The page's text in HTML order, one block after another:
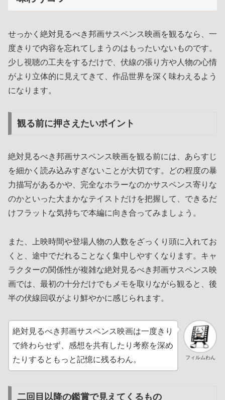
せっかく絶対見るべき邦画サスペンス映画を観るなら、一
度きりで内容を忘れてしまうのはもったいないものです。
少し視聴の工夫をするだけで、伏線の張り方や人物の心情
がより立体的に見えてきて、作品世界を深く味わえるよう
になります。
観る前に押さえたいポイント
絶対見るべき邦画サスペンス映画を観る前には、あらすじ
を細かく読み込みすぎないことが大切です。どの程度の暴
力描写があるかや、完全なホラーなのかサスペンス寄りな
のかといった大まかなテイストだけを把握して、できるだ
けフラットな気持ちで本編に向き合ってみましょう。
また、上映時間や登場人物の人数をざっくり頭に入れてお
くと、途中でだれることなく集中しやすくなります。キャ
ラクターの関係性が複雑な絶対見るべき邦画サスペンス映
画では、最初の十分だけでもメモを取りながら観ると、後
半の伏線回収がより鮮やかに感じられます。
フィルムわん
絶対見るべき邦画サスペンス映画は一度きり
で終わらせず、感想を共有したり考察を深め
たりするともっと記憶に残るわん。
二回目以降の鑑賞で見えてくるもの